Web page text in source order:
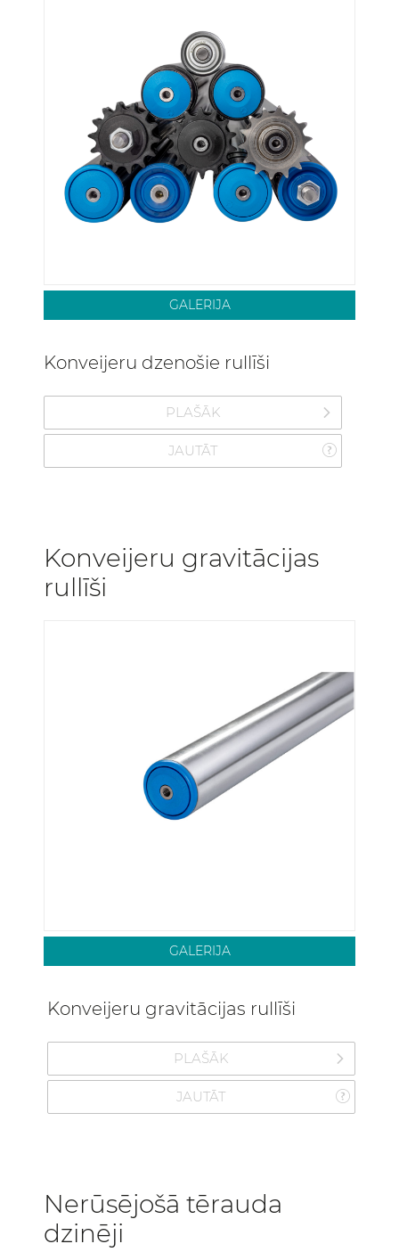
Konveijeru dzenošie rullīši
PLAŠĀK
JAUTĀT
GALERIJA
Konveijeru gravitācijas
rullīši
Konveijeru gravitācijas rullīši
PLAŠĀK
JAUTĀT
GALERIJA
Nerūsējošā tērauda
dzinēji